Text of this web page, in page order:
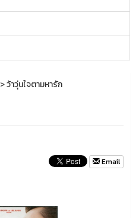
> ว้าวุ่นใจตามหารัก
Email